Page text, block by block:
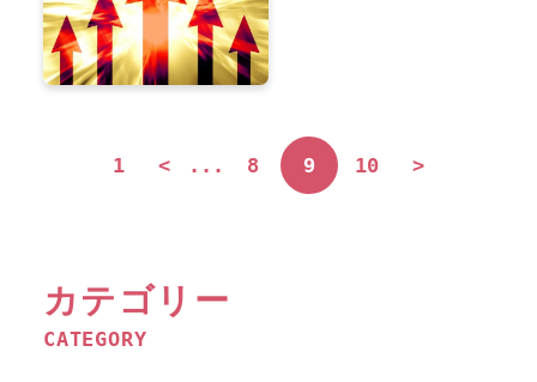
1 < ... 8 9 10 >
カテゴリー
CATEGORY